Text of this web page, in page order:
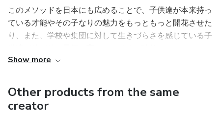
このメソッドを日本にも広めることで、子供達が本来持っ
ている才能やその子なりの魅力をもっともっと開花させた
り、また、学校や集団に対して生きづらさを感じている子
んでいく為のセミナー、コンサルティングのサポートとし
て、未来を担う子供達を子供主導型で世界が教室のナチュ
ラルラーニングで子育てしたいママ為のリ・コネクト講座
Show more
Other products from the same
creator